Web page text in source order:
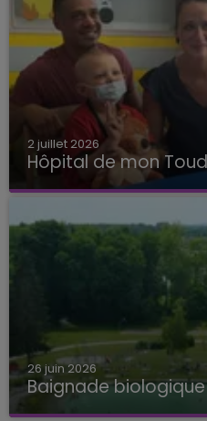
2 juillet 2026
Hôpital de mon
Hôpital de mon Toudou
26 juin 2026
Baignade
Baignade biologique de